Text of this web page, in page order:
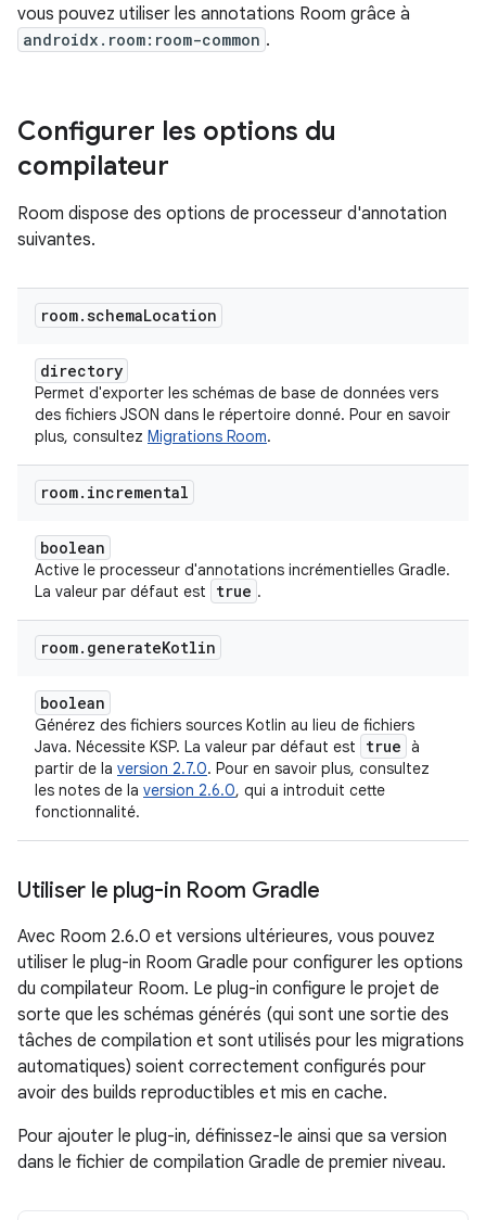
vous pouvez utiliser les annotations Room grâce à
androidx.room:room-common .
Configurer les options du
compilateur
Room dispose des options de processeur d'annotation
suivantes.
room.schemaLocation
directory
Permet d'exporter les schémas de base de données vers
des fichiers JSON dans le répertoire donné. Pour en savoir
plus, consultez Migrations Room.
room. incremental
boolean
Active le processeur d'annotations incrémentielles Gradle.
La valeur par défaut est
true .
room. generateKotlin
boolean
Générez des fichiers sources Kotlin au lieu de fichiers
Java. Nécessite KSP. La valeur par défaut est
true à
partir de la version 2.7.0. Pour en savoir plus, consultez
les notes de la version 2.6.0, qui a introduit cette
fonctionnalité.
Utiliser le plug-in Room Gradle
Avec Room 2.6.0 et versions ultérieures, vous pouvez
utiliser le plug-in Room Gradle pour configurer les options
du compilateur Room. Le plug-in configure le projet de
sorte que les schémas générés (qui sont une sortie des
tâches de compilation et sont utilisés pour les migrations
automatiques) soient correctement configurés pour
avoir des builds reproductibles et mis en cache.
Pour ajouter le plug-in, définissez-le ainsi que sa version
dans le fichier de compilation Gradle de premier niveau.